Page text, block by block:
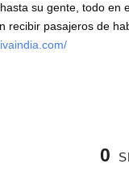
su gente, todo en
recibir pasajeros de
0